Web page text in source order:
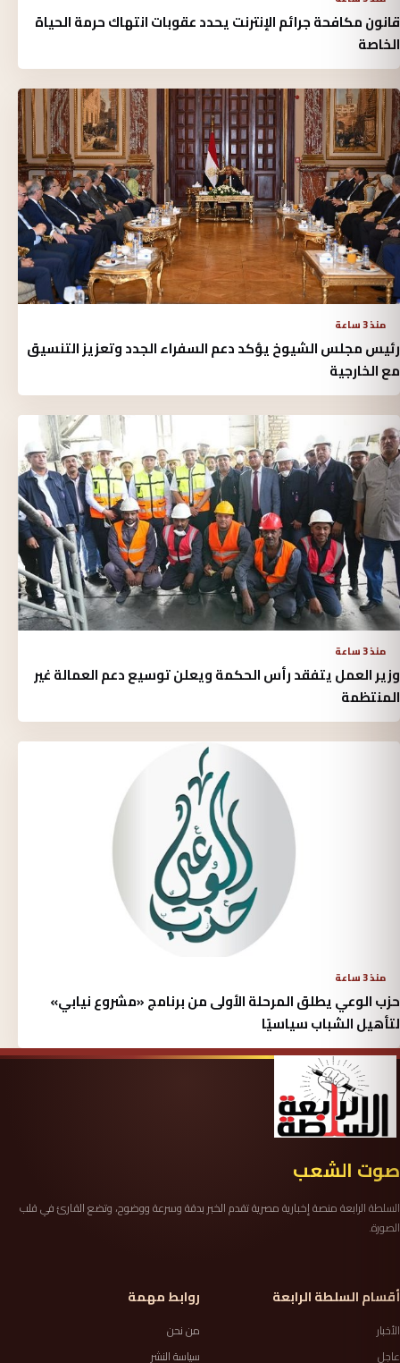
قانون مكافحة جرائم الإنترنت يحدد عقوبات انتهاك حرمة الحياة
الخاصة
منذ 3 ساعة
رئيس مجلس الشيوخ يؤكد دعم السفراء الجدد وتعزيز التنسيق
مع الخارجية
منذ 3 ساعة
وزير العمل يتفقد رأس الحكمة ويعلن توسيع دعم العمالة غير
المنتظمة
منذ 3 ساعة
حزب الوعي يطلق المرحلة الأولى من برنامج «مشروع نيابي»
لتأهيل الشباب سياسيًا
صوت الشعب
السلطة الرابعة منصة إخبارية مصرية تقدم الخبر بدقة وسرعة ووضوح، وتضع القارئ في قلب
الصورة.
أقسام السلطة الرابعة
الأخبار
عاجل
روابط مهمة
من نحن
سياسة النشر